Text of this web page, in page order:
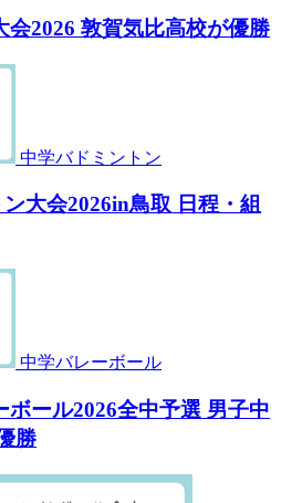
2026 敦賀気比高校が優勝
中学バドミントン
大会2026in鳥取 日程・組
中学バレーボール
ボール2026全中予選 男子中
勝